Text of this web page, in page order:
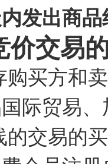
发出商品
价交易
购买方和
际贸易
的交易的